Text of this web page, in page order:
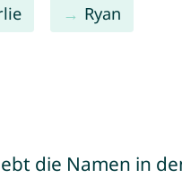
Ryan
die Namen in